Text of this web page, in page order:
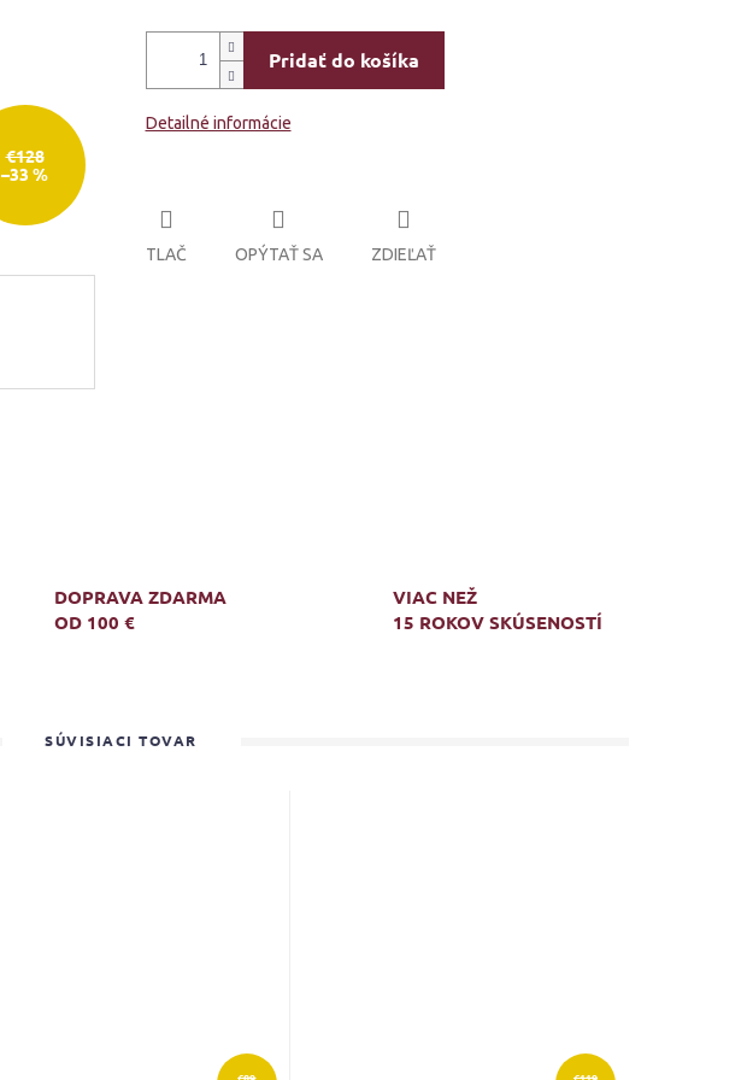
€128
–33 %
Pridať do košíka
Detailné informácie
TLAČ OPÝTAŤ SA ZDIEĽAŤ
DOPRAVA ZDARMA
OD 100 €
VIAC NEŽ
15 ROKOV SKÚSENOSTÍ
SÚVISIACI TOVAR